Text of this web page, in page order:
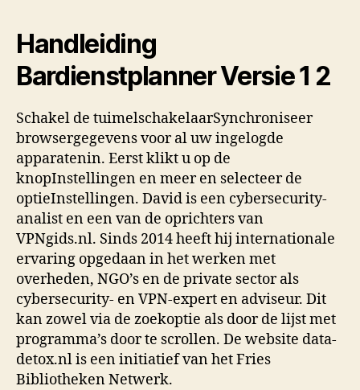
Handleiding
Bardienstplanner Versie 1 2
Schakel de tuimelschakelaarSynchroniseer
browsergegevens voor al uw ingelogde
apparatenin. Eerst klikt u op de
knopInstellingen en meer en selecteer de
optieInstellingen. David is een cybersecurity-
analist en een van de oprichters van
VPNgids.nl. Sinds 2014 heeft hij internationale
ervaring opgedaan in het werken met
overheden, NGO’s en de private sector als
cybersecurity- en VPN-expert en adviseur. Dit
kan zowel via de zoekoptie als door de lijst met
programma’s door te scrollen. De website data-
detox.nl is een initiatief van het Fries
Bibliotheken Netwerk.